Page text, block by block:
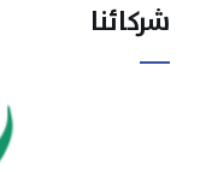
شركائنا